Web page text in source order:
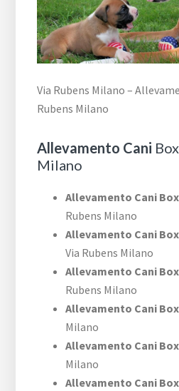
Via Rubens Milano –
Rubens Milano
Allevamento Cani
Milano
Allevamento Cani
Rubens Milano
Allevamento Cani
Via Rubens Milano
Allevamento Cani
Rubens Milano
Allevamento Cani
Milano
Allevamento Cani
Milano
Allevamento Cani